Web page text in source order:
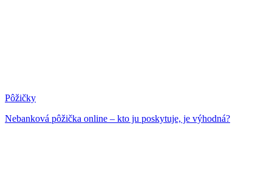
Pôžičky
Nebanková pôžička online – kto ju poskytuje, je výhodná?